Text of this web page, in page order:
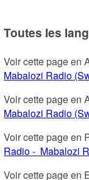
Toutes les
Voir cette page en
Mabalozi Radio
Voir cette page en
Mabalozi Radio
Voir cette page en
Radio -  Mabalozi
Voir cette page en